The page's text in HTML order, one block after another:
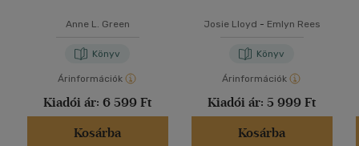
Anne L. Green
Könyv
Árinformációk
Kiadói ár: 6 599 Ft
Kosárba
Josie Lloyd - Emlyn Rees
Könyv
Árinformációk
Kiadói ár: 5 999 Ft
Kosárba